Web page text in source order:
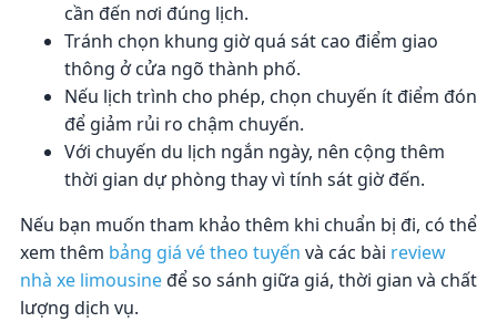
cần đến nơi đúng lịch.
Tránh chọn khung giờ quá sát cao điểm giao
thông ở cửa ngõ thành phố.
Nếu lịch trình cho phép, chọn chuyến ít điểm đón
để giảm rủi ro chậm chuyến.
Với chuyến du lịch ngắn ngày, nên cộng thêm
thời gian dự phòng thay vì tính sát giờ đến.
Nếu bạn muốn tham khảo thêm khi chuẩn bị đi, có thể
xem thêm bảng giá vé theo tuyến và các bài review
nhà xe limousineđể so sánh giữa giá, thời gian và chất
lượng dịch vụ.